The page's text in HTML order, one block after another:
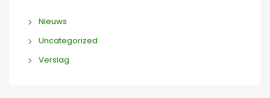
Nieuws
Uncategorized
Verslag